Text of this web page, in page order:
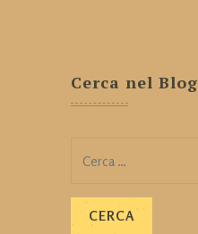
Cerca nel Blog